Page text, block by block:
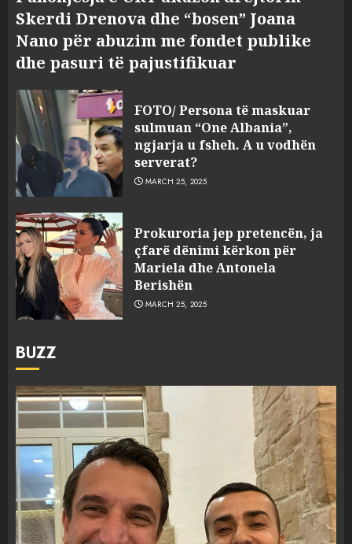
Skerdi Drenova dhe “bosen” Joana
Nano për abuzim me fondet publike
dhe pasuri të pajustifikuar
FOTO/ Persona të maskuar
sulmuan “One Albania”,
ngjarja u fsheh. A u vodhën
serverat?
MARCH 25, 2025
Prokuroria jep pretencën, ja
çfarë dënimi kërkon për
Mariela dhe Antonela
Berishën
MARCH 25, 2025
BUZZ